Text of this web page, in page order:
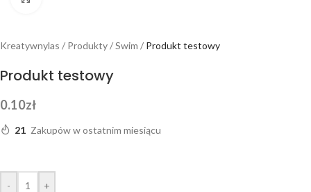
Kreatywnylas / Produkty/Swim / Produkt testowy
Produkt testowy
0.10zł
21 Zakupów w ostatnim miesiącu
- +